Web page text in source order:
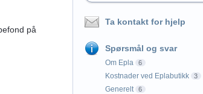
på
Ta kontakt for hjelp
Spørsmål og svar
Om Epla 6
Kostnader ved Eplabutikk 3
Generelt 6